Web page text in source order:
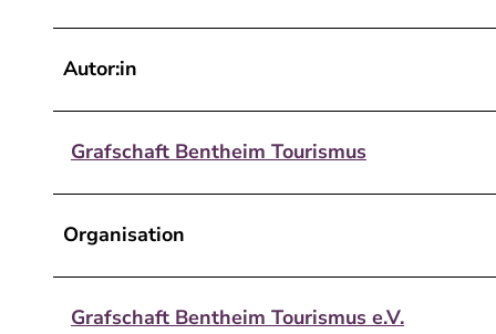
Autor:in
Grafschaft Bentheim Tourismus
Organisation
Grafschaft Bentheim Tourismus e.V.